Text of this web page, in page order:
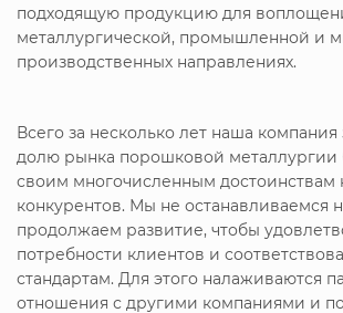
подходящую продукцию для
металлургической, промышленной и
производственных направлениях.
Всего за несколько лет наша
долю рынка порошковой металлургии
своим многочисленным достоинствам
конкурентов. Мы не останавливаемся
продолжаем развитие, чтобы
потребности клиентов и
стандартам. Для этого налаживаются
отношения с другими компаниями и